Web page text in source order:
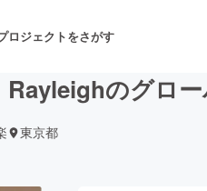
ロジェクトをさがす
Rayleighのグロ
東京都